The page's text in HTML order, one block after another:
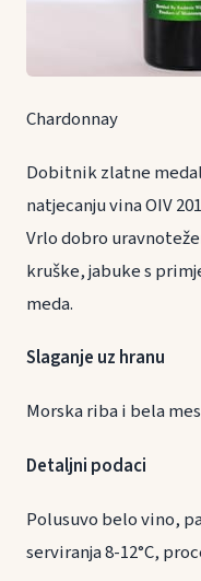
Chardonnay
Dobitnik zlatne
natjecanju vina OIV
Vrlo dobro
kruške, jabuke s
meda.
Slaganje uz
Morska riba i bela
Detaljni podaci
Polusuvo belo vino,
serviranja 8-12°C,